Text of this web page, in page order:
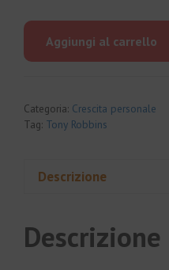
era:
è:
Aggiungi al carrello
Categoria: Crescita personale
Tag: Tony Robbins
Descrizione
Descrizione